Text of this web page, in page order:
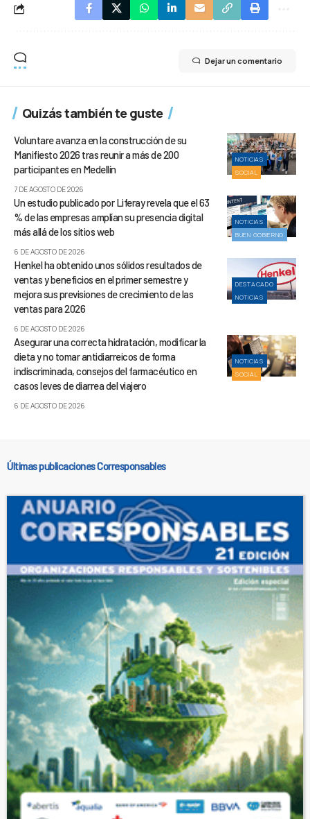
Dejar un comentario
Quizás también te guste
NOTICIAS
SOCIAL
Voluntare avanza en la construcción de su
Manifiesto 2026 tras reunir a más de 200
participantes en Medellín
7 DE AGOSTO DE 2026
NOTICIAS
BUEN GOBIERNO
Un estudio publicado por Liferay revela que el 63
% de las empresas amplían su presencia digital
más allá de los sitios web
6 DE AGOSTO DE 2026
DESTACADO
NOTICIAS
Henkel ha obtenido unos sólidos resultados de
ventas y beneficios en el primer semestre y
mejora sus previsiones de crecimiento de las
ventas para 2026
6 DE AGOSTO DE 2026
NOTICIAS
SOCIAL
Asegurar una correcta hidratación, modificar la
dieta y no tomar antidiarreicos de forma
indiscriminada, consejos del farmacéutico en
casos leves de diarrea del viajero
6 DE AGOSTO DE 2026
Últimas publicaciones Corresponsables